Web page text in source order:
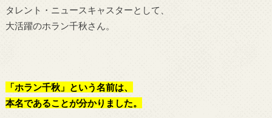
タレント・ニュースキャスターとして、
大活躍のホラン千秋さん。
「ホラン千秋」という名前は、
本名であることが分かりました。